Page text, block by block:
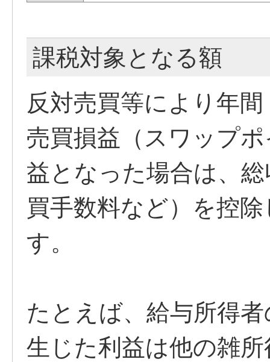
課税対象となる額
反対売買等により年
売買損益（スワップ
益となった場合は、
買手数料など）を控
す。
たとえば、給与所得
生じた利益は他の雑